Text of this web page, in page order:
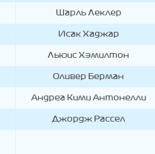
Шарль Леклер
Исак Хаджар
Льюис Хэмилтон
Оливер Берман
Андреа Кими Антонелли
Джордж Рассел